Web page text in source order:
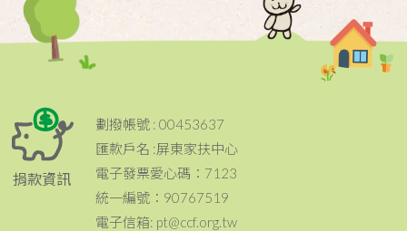
捐款資訊
劃撥帳號 : 00453637
匯款戶名 :屏東家扶中心
電子發票愛心碼：7123
統一編號：90767519
電子信箱: pt@ccf.org.tw